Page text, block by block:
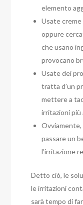
elemento
Usate
oppure
che usano
provocano
Usate dei
tratta d’un
mettere a
irritazioni più
passare un
l’irritazione
Detto ciò, le
le irritazioni
sarà tempo di